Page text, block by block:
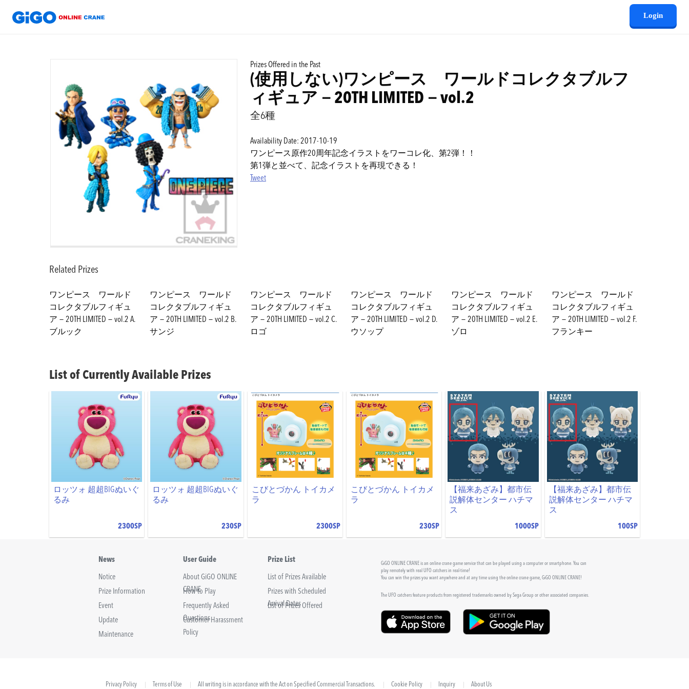
Login
Prizes Offered in the Past
(使用しない)ワンピース ワールドコレクタブルフ
ィギュア－20TH LIMITED－vol.2
全6種
Availability Date: 2017-10-19
ワンピース原作20周年記念イラストをワーコレ化、第2弾！！
第1弾と並べて、記念イラストを再現できる！
Tweet
Related Prizes
ワンピース ワールド
コレクタブルフィギュ
ア－20TH LIMITED－vol.2 A.
ブルック
ワンピース ワールド
コレクタブルフィギュ
ア－20TH LIMITED－vol.2 B.
サンジ
ワンピース ワールド
コレクタブルフィギュ
ア－20TH LIMITED－vol.2 C.
ロゴ
ワンピース ワールド
コレクタブルフィギュ
ア－20TH LIMITED－vol.2 D.
ウソップ
ワンピース ワールド
コレクタブルフィギュ
ア－20TH LIMITED－vol.2 E.
ゾロ
ワンピース ワールド
コレクタブルフィギュ
ア－20TH LIMITED－vol.2 F.
フランキー
List of Currently Available Prizes
ロッツォ 超超BIGぬいぐ
るみ
2300SP
ロッツォ 超超BIGぬいぐ
るみ
230SP
こびとづかん トイカメ
ラ
2300SP
こびとづかん トイカメ
ラ
230SP
【福来あざみ】都市伝
説解体センター ハチマ
ス
1000SP
【福来あざみ】都市伝
説解体センター ハチマ
ス
100SP
News
Notice
Prize Information
Event
Update
Maintenance
User Guide
About GiGO ONLINE
CRANE
How to Play
Frequently Asked
Questions
Customer Harassment
Policy
Prize List
List of Prizes Available
Prizes with Scheduled
Arrival Dates
List of Prizes Offered
GiGO ONLINE CRANE is an online crane game service that can be played using a computer or smartphone. You can
play remotely with real UFO catchers in real-time!
You can win the prizes you want anywhere and at any time using the online crane game, GiGO ONLINE CRANE!
The UFO catchers feature products from registered trademarks owned by Sega Group or other associated companies.
Privacy Policy Terms of Use All writing is in accordance with the Act on Specified Commercial Transactions. Cookie Policy Inquiry About Us